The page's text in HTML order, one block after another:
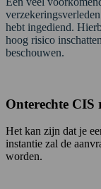
hebt ingediend.
hoog risico
beschouwen.
Onterechte CIS
Het kan zijn dat je
instantie zal de
worden.